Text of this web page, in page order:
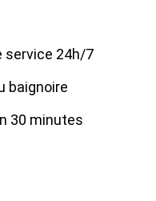
service 24h/7
baignoire
30 minutes